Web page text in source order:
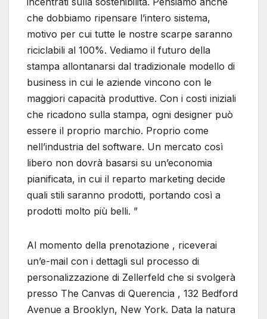
che dobbiamo ripensare l’intero sistema,
motivo per cui tutte le nostre scarpe saranno
riciclabili al 100%. Vediamo il futuro della
stampa allontanarsi dal tradizionale modello di
business in cui le aziende vincono con le
maggiori capacità produttive. Con i costi iniziali
che ricadono sulla stampa, ogni designer può
essere il proprio marchio. Proprio come
nell’industria del software. Un mercato così
libero non dovrà basarsi su un’economia
pianificata, in cui il reparto marketing decide
quali stili saranno prodotti, portando così a
prodotti molto più belli. ”
Al momento della prenotazione , riceverai
un’e-mail con i dettagli sul processo di
personalizzazione di Zellerfeld che si svolgerà
presso The Canvas di Querencia , 132 Bedford
Avenue a Brooklyn, New York. Data la natura